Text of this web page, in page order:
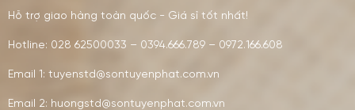
Hỗ trợ giao hàng toàn quốc - Giá sỉ tốt nhất!
Hotline: 028 62500033 – 0394.666.789 – 0972.166.608
Email 1: tuyenstd@sontuyenphat.com.vn
Email 2: huongstd@sontuyenphat.com.vn